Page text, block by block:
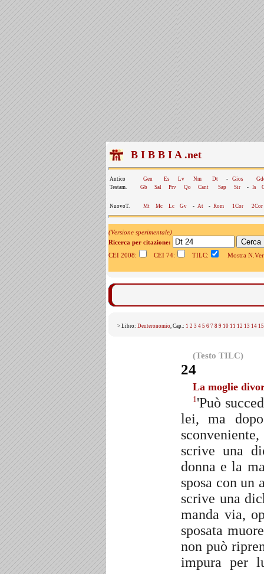
B I B B I A .net
Antico Gen Es Lv Nm Dt - Gios
Testam.
Gb Sal Prv Qo Cant Sap Sir - Is
NuovoT. Mt Mc Lc Gv - At - Rom 1Cor 2Cor
(Versione sperimentale)
Ricerca per citazione:
CEI 2008:
CEI 74: TILC: Mostra
> Libro: Deuteronomio, Cap.: 1 2 3 4 5 6 7 8 9 10 11 12 13 14 15
(Testo TILC)
24
La moglie
1'Può
lei, ma
scrive una
donna e la
sposa con un
scrive una
manda via,
sposata
non può
impura per